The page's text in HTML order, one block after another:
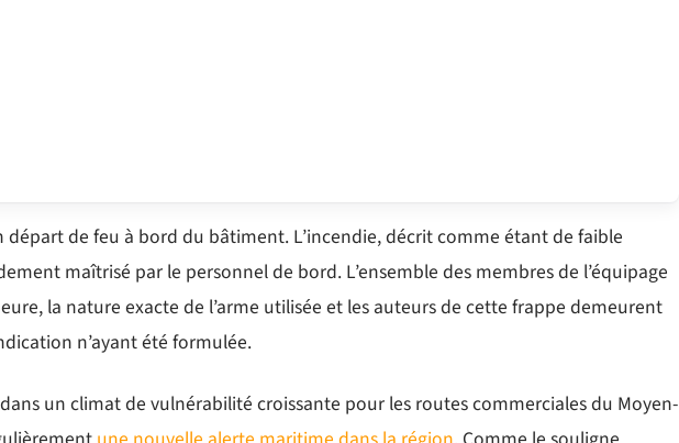
départ de feu à bord du bâtiment. L’incendie, décrit comme étant de faible
maîtrisé par le personnel de bord. L’ensemble des membres de l’équipage
la nature exacte de l’arme utilisée et les auteurs de cette frappe demeurent
n’ayant été formulée.
un climat de vulnérabilité croissante pour les routes commerciales du Moyen-